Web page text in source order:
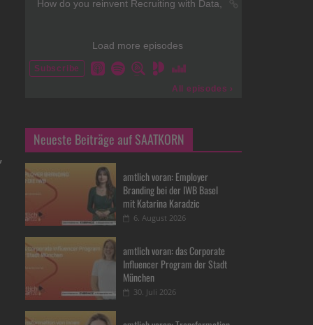
Neueste Beiträge auf SAATKORN
amtlich voran: Employer
Branding bei der IWB Basel
mit Katarina Karadzic
6. August 2026
amtlich voran: das Corporate
Influencer Program der Stadt
München
30. Juli 2026